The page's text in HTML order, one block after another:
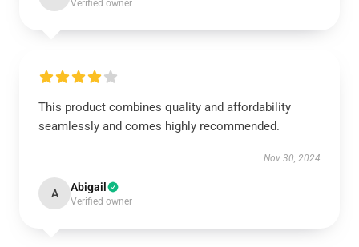
Verified owner
This product combines quality and affordability
seamlessly and comes highly recommended.
Nov 30, 2024
A Abigail
Verified owner